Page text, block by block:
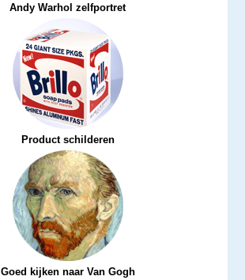
Andy Warhol zelfportret
Product schilderen
Goed kijken naar Van Gogh